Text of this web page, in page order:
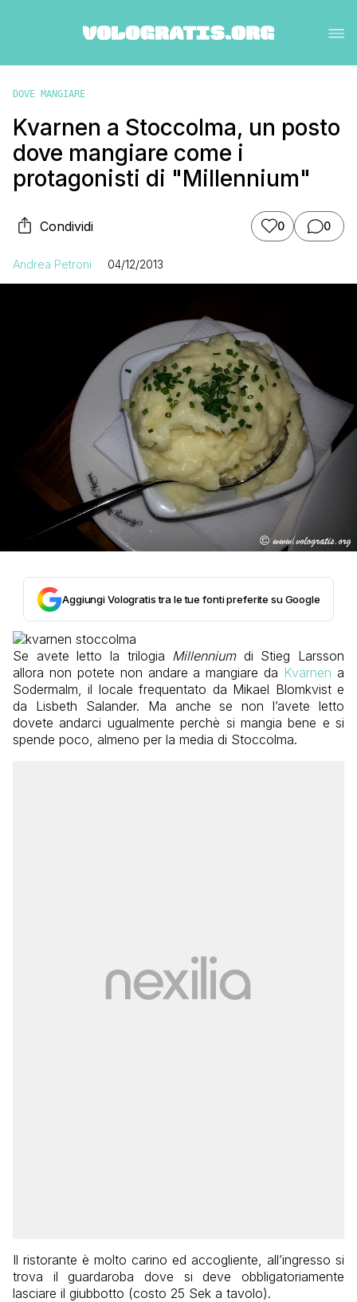
DOVE MANGIARE
Kvarnen a Stoccolma, un posto
dove mangiare come i
protagonisti di "Millennium"
Condividi 0 0
Andrea Petroni 04/12/2013
Aggiungi Vologratis tra le tue fonti preferite su Google
Se avete letto la trilogia Millenniumdi Stieg Larsson
allora non potete non andare a mangiare da Kvarnen a
Sodermalm, il locale frequentato da Mikael Blomkvist e
da Lisbeth Salander. Ma anche se non l’avete letto
dovete andarci ugualmente perchè si mangia bene e si
spende poco, almeno per la media di Stoccolma.
Il ristorante è molto carino ed accogliente, all’ingresso si
trova il guardaroba dove si deve obbligatoriamente
lasciare il giubbotto (costo 25 Sek a tavolo).